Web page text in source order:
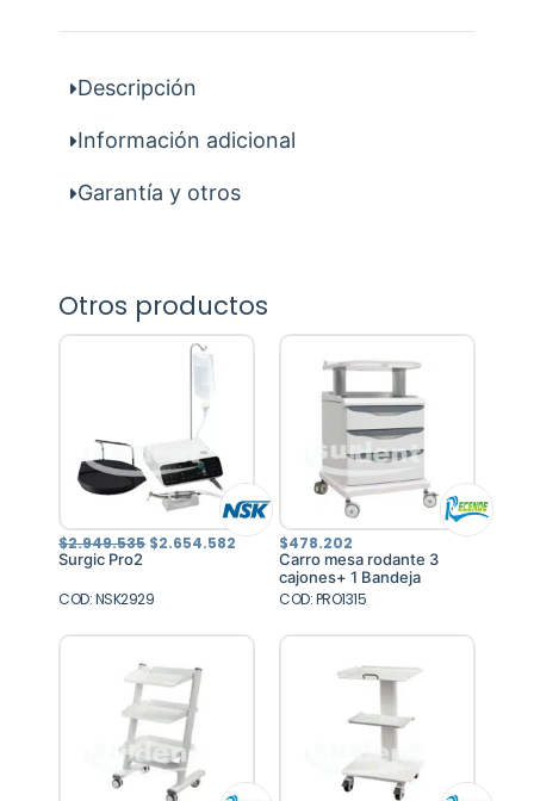
Descripción
Información adicional
Garantía y otros
Otros productos
$2.949.535 El
precio
$2.949.535.
$2.654.582 El
precio
actual
$2.654.582.
Surgic Pro2
COD: NSK2929
$478.202
Carro mesa rodante 3
cajones+ 1 Bandeja
COD: PRO1315